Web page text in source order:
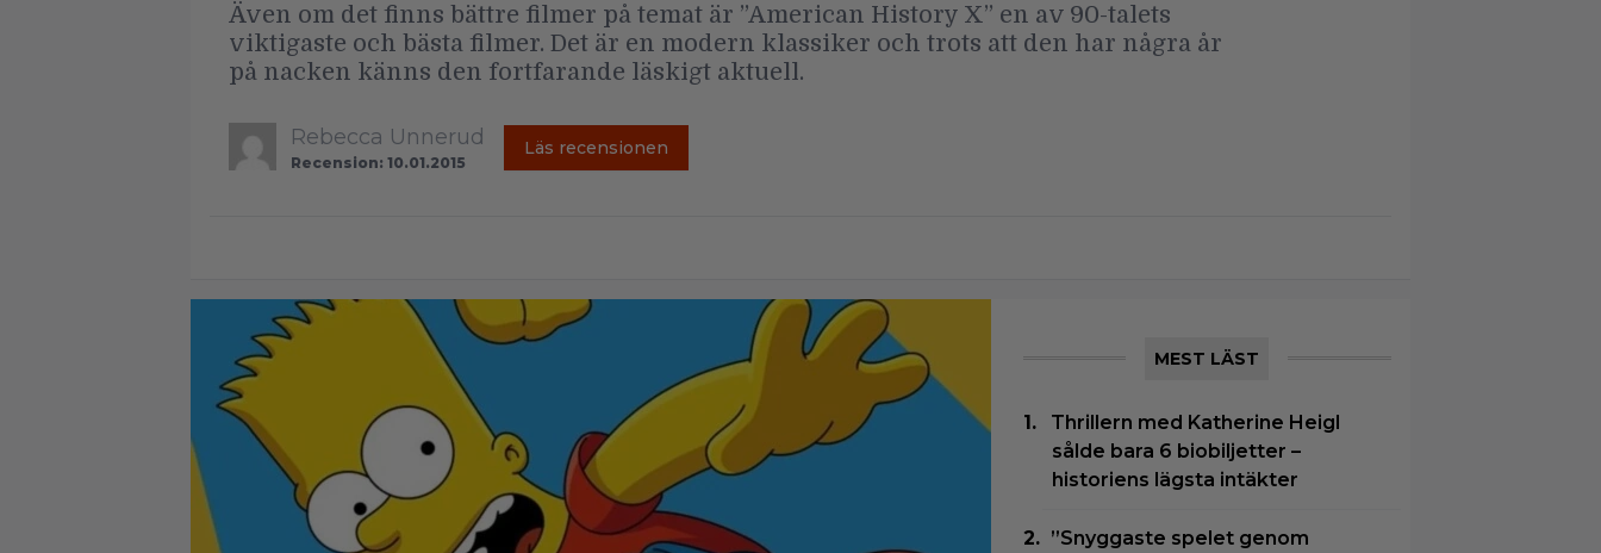
Även om det finns bättre filmer på temat är ”American History X” en av 90-talets
viktigaste och bästa filmer. Det är en modern klassiker och trots att den har några år
på nacken känns den fortfarande läskigt aktuell.
Rebecca Unnerud
Recension: 10.01.2015
Läs recensionen
MEST LÄST
Thrillern med Katherine Heigl
sålde bara 6 biobiljetter –
historiens lägsta intäkter
”Snyggaste spelet genom